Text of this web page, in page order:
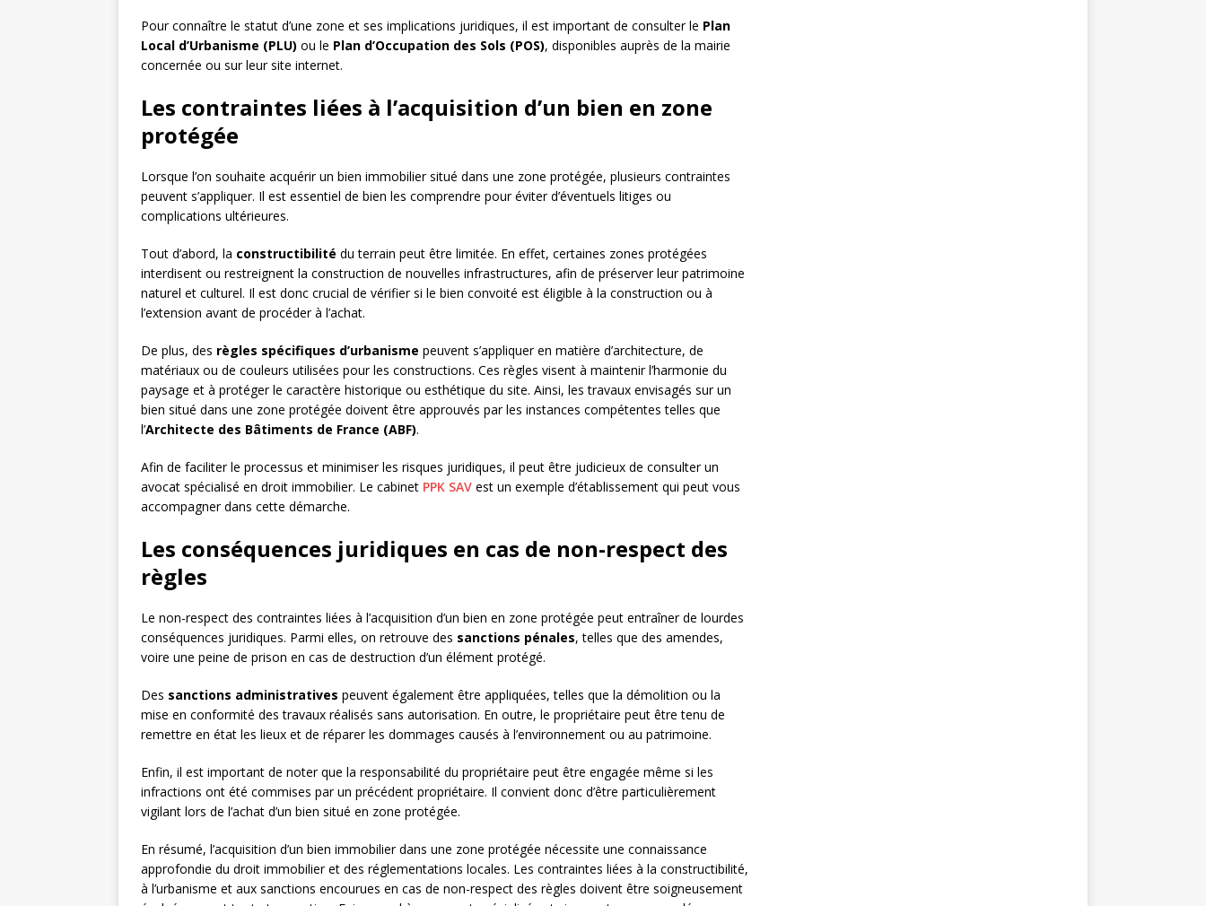
Pour connaître le statut d’une zone et ses implications juridiques, il est important de consulter le Plan
Local d’Urbanisme (PLU) ou le Plan d’Occupation des Sols (POS), disponibles auprès de la mairie
concernée ou sur leur site internet.
Les contraintes liées à l’acquisition d’un bien en zone
protégée
Lorsque l’on souhaite acquérir un bien immobilier situé dans une zone protégée, plusieurs contraintes
peuvent s’appliquer. Il est essentiel de bien les comprendre pour éviter d’éventuels litiges ou
complications ultérieures.
Tout d’abord, la constructibilité du terrain peut être limitée. En effet, certaines zones protégées
interdisent ou restreignent la construction de nouvelles infrastructures, afin de préserver leur patrimoine
naturel et culturel. Il est donc crucial de vérifier si le bien convoité est éligible à la construction ou à
l’extension avant de procéder à l’achat.
De plus, des règles spécifiques d’urbanisme peuvent s’appliquer en matière d’architecture, de
matériaux ou de couleurs utilisées pour les constructions. Ces règles visent à maintenir l’harmonie du
paysage et à protéger le caractère historique ou esthétique du site. Ainsi, les travaux envisagés sur un
bien situé dans une zone protégée doivent être approuvés par les instances compétentes telles que
l’Architecte des Bâtiments de France (ABF).
Afin de faciliter le processus et minimiser les risques juridiques, il peut être judicieux de consulter un
avocat spécialisé en droit immobilier. Le cabinet PPK SAV est un exemple d’établissement qui peut vous
accompagner dans cette démarche.
Les conséquences juridiques en cas de non-respect des
règles
Le non-respect des contraintes liées à l’acquisition d’un bien en zone protégée peut entraîner de lourdes
conséquences juridiques. Parmi elles, on retrouve des sanctions pénales, telles que des amendes,
voire une peine de prison en cas de destruction d’un élément protégé.
Des sanctions administratives peuvent également être appliquées, telles que la démolition ou la
mise en conformité des travaux réalisés sans autorisation. En outre, le propriétaire peut être tenu de
remettre en état les lieux et de réparer les dommages causés à l’environnement ou au patrimoine.
Enfin, il est important de noter que la responsabilité du propriétaire peut être engagée même si les
infractions ont été commises par un précédent propriétaire. Il convient donc d’être particulièrement
vigilant lors de l’achat d’un bien situé en zone protégée.
En résumé, l’acquisition d’un bien immobilier dans une zone protégée nécessite une connaissance
approfondie du droit immobilier et des réglementations locales. Les contraintes liées à la constructibilité,
à l’urbanisme et aux sanctions encourues en cas de non-respect des règles doivent être soigneusement